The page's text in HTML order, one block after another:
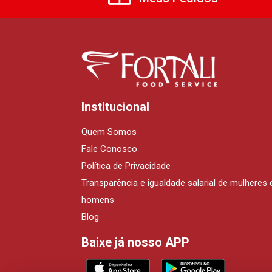
Institucional
Quem Somos
Fale Conosco
Política de Privacidade
Transparência e igualdade salarial de mulheres
homens
Blog
Baixe já nosso APP